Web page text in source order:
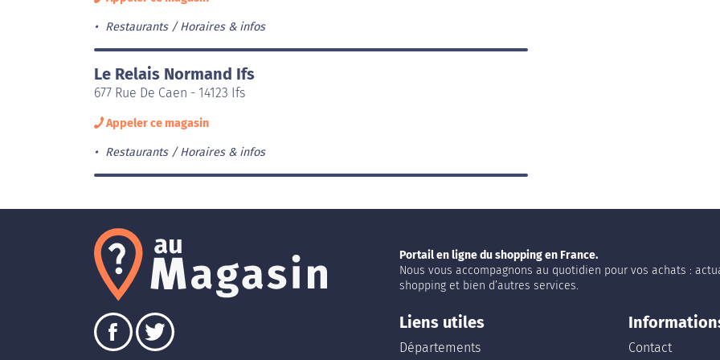
Restaurants Horaires & infos
Le Relais Normand Ifs
677 Rue De Caen - 14123 Ifs
Appeler ce magasin
Restaurants Horaires & infos
Portail en ligne du shopping en France.
Nous vous accompagnons au quotidien pour vos achats :
shopping et bien d’autres services.
Liens utiles
Départements
Contact